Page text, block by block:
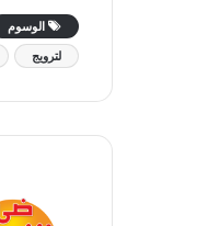
الوسوم
لترويج